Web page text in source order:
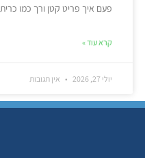
פעם איך פריט קטן ורך כמו כרית
קרא עוד »
יולי 27, 2026 אין תגובות